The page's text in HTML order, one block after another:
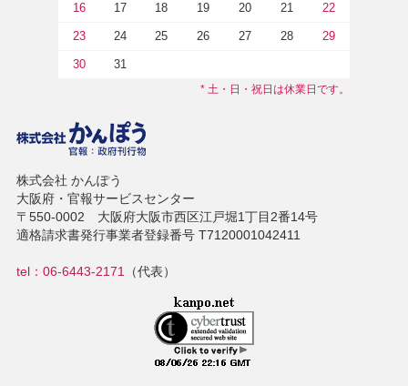
16 17 18 19 20 21 22
23 24 25 26 27 28 29
30 31
* 土・日・祝日は休業日です。
株式会社 かんぽう
大阪府・官報サービスセンター
〒550-0002 大阪府大阪市西区江戸堀1丁目2番14号
適格請求書発行事業者登録番号 T7120001042411
tel：06-6443-2171（代表）